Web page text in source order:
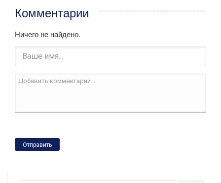
Комментарии
Ничего не найдено.
Отправить